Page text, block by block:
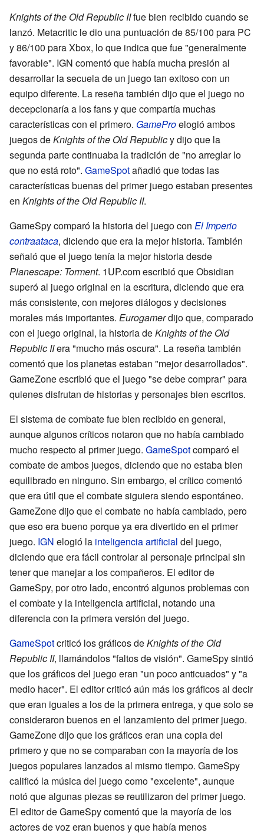
Knights of the Old Republic IIfue bien recibido cuando se
lanzó. Metacritic le dio una puntuación de 85/100 para PC
y 86/100 para Xbox, lo que indica que fue "generalmente
favorable". IGN comentó que había mucha presión al
desarrollar la secuela de un juego tan exitoso con un
equipo diferente. La reseña también dijo que el juego no
decepcionaría a los fans y que compartía muchas
características con el primero. GameProelogió ambos
juegos deKnights of the Old Republicy dijo que la
segunda parte continuaba la tradición de "no arreglar lo
que no está roto". GameSpotañadió que todas las
características buenas del primer juego estaban presentes
en Knights of the Old Republic II.
GameSpy comparó la historia del juego con El Imperio
contraataca, diciendo que era la mejor historia. También
señaló que el juego tenía la mejor historia desde
Planescape: Torment. 1UP.com escribió que Obsidian
superó al juego original en la escritura, diciendo que era
más consistente, con mejores diálogos y decisiones
morales más importantes. Eurogamerdijo que, comparado
con el juego original, la historia deKnights of the Old
Republic IIera "mucho más oscura". La reseña también
comentó que los planetas estaban "mejor desarrollados".
GameZone escribió que el juego "se debe comprar" para
quienes disfrutan de historias y personajes bien escritos.
El sistema de combate fue bien recibido en general,
aunque algunos críticos notaron que no había cambiado
mucho respecto al primer juego. GameSpotcomparó el
combate de ambos juegos, diciendo que no estaba bien
equilibrado en ninguno. Sin embargo, el crítico comentó
que era útil que el combate siguiera siendo espontáneo.
GameZone dijo que el combate no había cambiado, pero
que eso era bueno porque ya era divertido en el primer
juego. IGN elogió la inteligencia artificial del juego,
diciendo que era fácil controlar al personaje principal sin
tener que manejar a los compañeros. El editor de
GameSpy, por otro lado, encontró algunos problemas con
el combate y la inteligencia artificial, notando una
diferencia con la primera versión del juego.
GameSpotcriticó los gráficos deKnights of the Old
Republic II, llamándolos "faltos de visión". GameSpy sintió
que los gráficos del juego eran "un poco anticuados" y "a
medio hacer". El editor criticó aún más los gráficos al decir
que eran iguales a los de la primera entrega, y que solo se
consideraron buenos en el lanzamiento del primer juego.
GameZone dijo que los gráficos eran una copia del
primero y que no se comparaban con la mayoría de los
juegos populares lanzados al mismo tiempo. GameSpy
calificó la música del juego como "excelente", aunque
notó que algunas piezas se reutilizaron del primer juego.
El editor de GameSpy comentó que la mayoría de los
actores de voz eran buenos y que había menos